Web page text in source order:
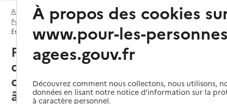
Accueil Espace annuaire
EHPA par département
Pyrénées-Orientales (66)
Établissement d'hébergement pour personnes âgées (EHPA)
Pyrénées-Orientales (66) : liste
des 2 établissements
d'hébergement pour personnes
âgées (EHPA)
À propos des cookies
www.pour-les-
agees.gouv.fr
Découvrez comment nous collectons, nous utilisons,
données en lisant notre notice d’information sur la
à caractère personnel.